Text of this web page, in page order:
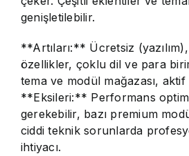
genişletilebilir.
**Artıları:** Ücretsiz
özellikler, çoklu dil ve para
tema ve modül mağazası,
**Eksileri:** Performans
gerekebilir, bazı premium
ciddi teknik sorunlarda
ihtiyacı.